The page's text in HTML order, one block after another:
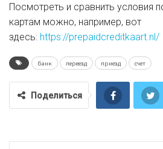
Посмотреть и сравнить условия
картам можно, например, вот
здесь: https://prepaidcreditkaart.nl/
банк переезд приезд счет
Поделиться